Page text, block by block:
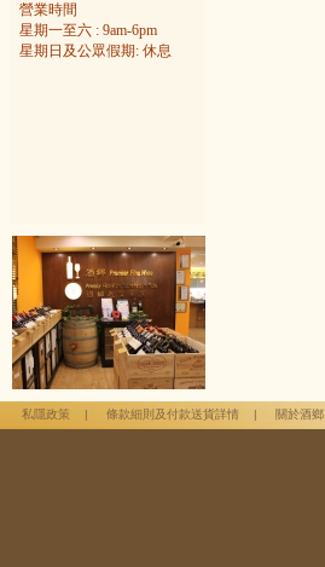
營業時間
星期一至六 : 9am-6pm
星期日及公眾假期: 休息
私隱政策 | 條款細則及付款送貨詳情 | 關於酒鄉